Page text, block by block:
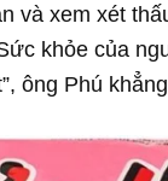
và xem xét
khỏe của
ông Phú